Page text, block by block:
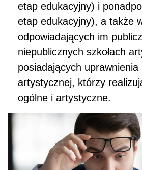
etap edukacyjny) i
etap edukacyjny), a także
odpowiadających im
niepublicznych szkołach
posiadających uprawnienia
artystycznej, którzy
ogólne i artystyczne.